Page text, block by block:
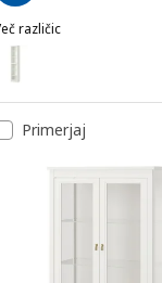
različic
/ OXBERGBILLY /
BILLY /
Primerjaj